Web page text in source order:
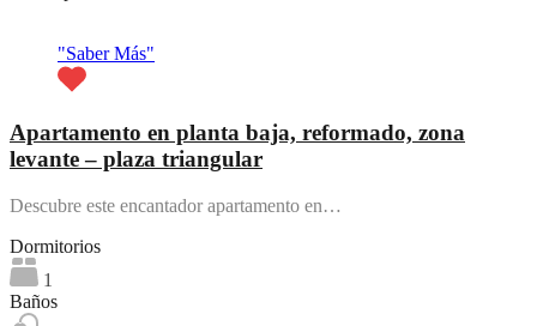
"Saber Más"
Apartamento en planta baja, reformado, zona
levante – plaza triangular
Descubre este encantador apartamento en…
Dormitorios
1
Baños